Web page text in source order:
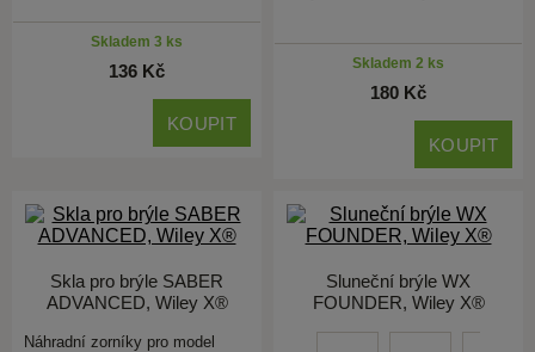
Skladem 3 ks
136 Kč
KOUPIT
Skladem 2 ks
180 Kč
KOUPIT
Skla pro brýle SABER
ADVANCED, Wiley X®
Náhradní zorníky pro model
Sluneční brýle WX
FOUNDER, Wiley X®